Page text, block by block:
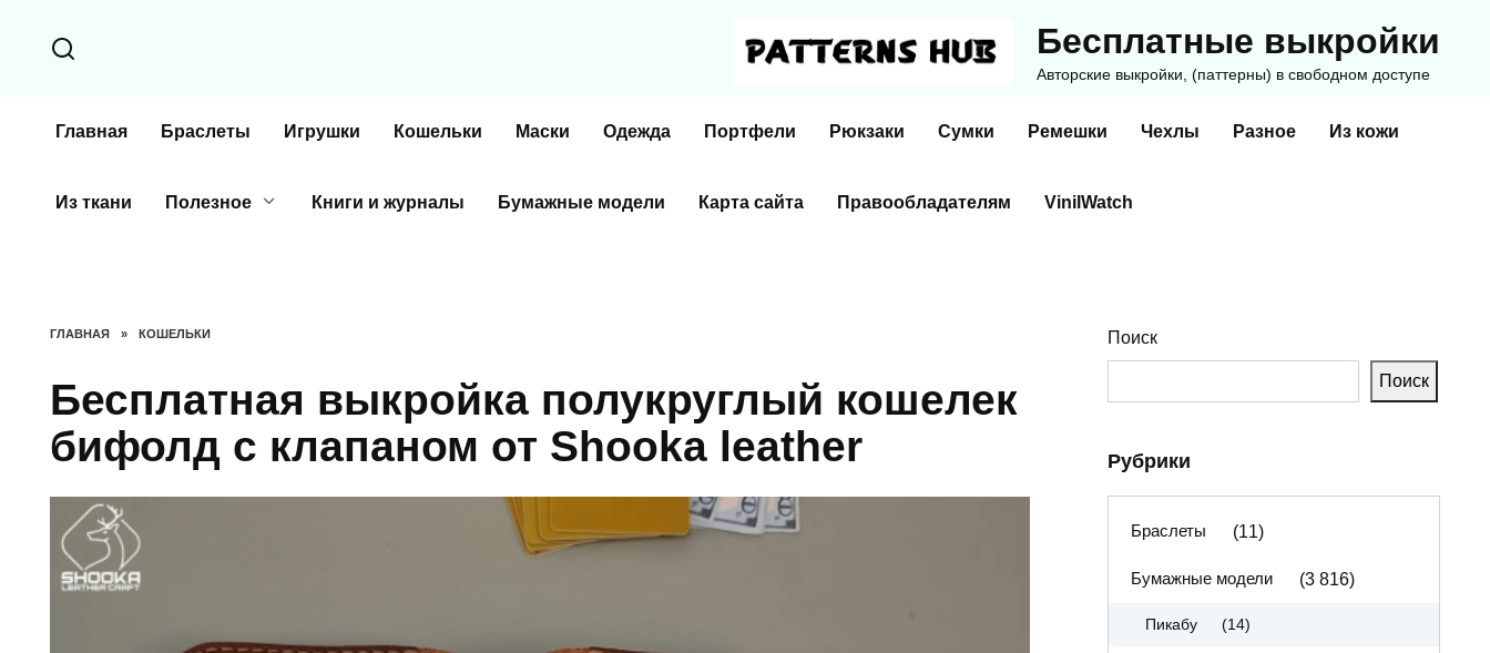
содержанию
Бесплатные выкройки
Авторские выкройки, (паттерны) в свободном доступе
Главная Браслеты Игрушки Кошельки Маски Одежда Портфели Рюкзаки Сумки Ремешки Чехлы Разное Из кожи
Из ткани Полезное Книги и журналы Бумажные модели Карта сайта Правообладателям VinilWatch
ГЛАВНАЯ » КОШЕЛЬКИ
Бесплатная выкройка полукруглый кошелек
бифолд с клапаном от Shooka leather
Поиск
Поиск
Рубрики
Браслеты (11)
Бумажные модели (3 816)
Пикабу (14)